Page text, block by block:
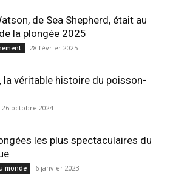
de Sea Shepherd, était au
la plongée 2025
28 février 2025
la véritable histoire du poisson-
26 octobre 2024
les plus spectaculaires du
monde 6 janvier 2023